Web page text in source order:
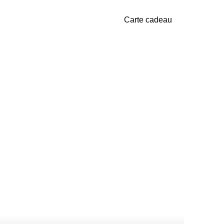
Carte cadeau